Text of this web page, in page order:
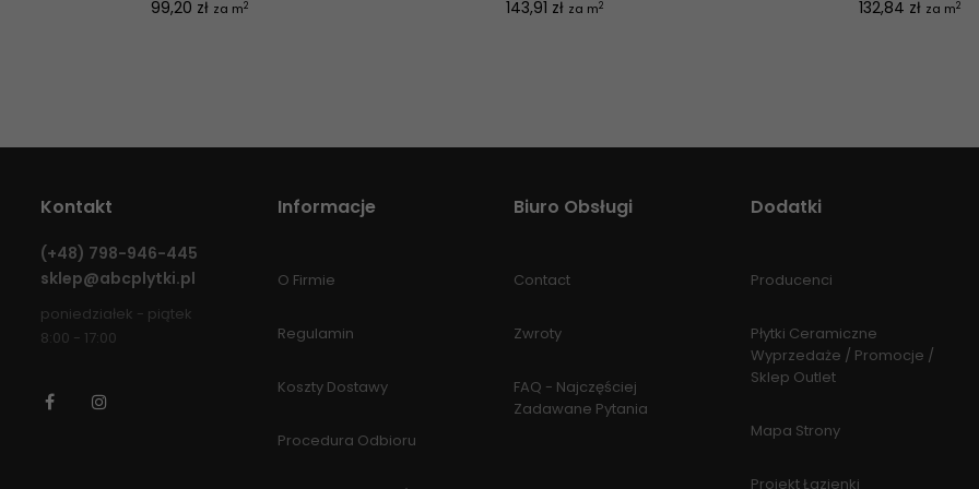
Cena
99,20 zł za m2 Cena
143,91 zł za m2 Cena
132,84 zł za m2
Kontakt
(+48) 798-946-445
sklep@abcplytki.pl
poniedziałek - piątek
8:00 - 17:00
Facebook
Informacje
O Firmie
Regulamin
Koszty Dostawy
Procedura Odbioru
Biuro Obsługi
Contact
Zwroty
FAQ - Najczęściej
Zadawane Pytania
Dodatki
Producenci
Płytki Ceramiczne
Wyprzedaże / Promocje /
Sklep Outlet
Mapa Strony
Projekt Łazienki